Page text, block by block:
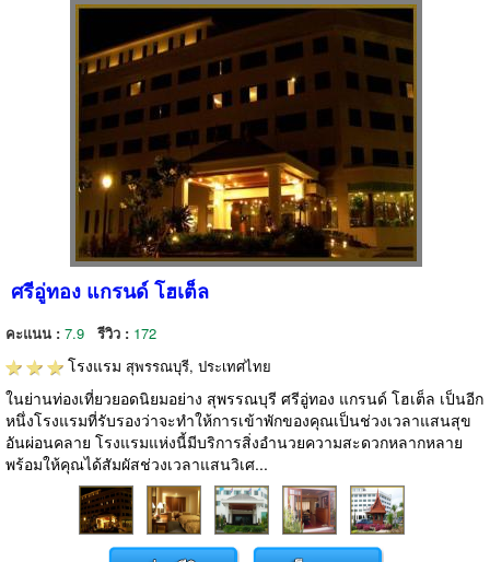
ศรีอู่ทอง แกรนด์ โฮเต็ล
คะแนน : 7.9 รีวิว : 172
โรงแรม สุพรรณบุรี, ประเทศไทย
ในย่านท่องเที่ยวยอดนิยมอย่าง สุพรรณบุรี ศรีอู่ทอง แกรนด์ โฮเต็ล เป็นอีก
หนึ่งโรงแรมที่รับรองว่าจะทำให้การเข้าพักของคุณเป็นช่วงเวลาแสนสุข
อันผ่อนคลาย โรงแรมแห่งนี้มีบริการสิ่งอำนวยความสะดวกหลากหลาย
พร้อมให้คุณได้สัมผัสช่วงเวลาแสนวิเศ...